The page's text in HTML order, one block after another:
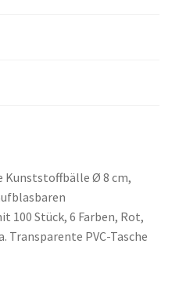
Kunststoffbälle Ø 8 cm,
100 Stück, 6 Farben, Rot,
Transparente PVC-Tasche